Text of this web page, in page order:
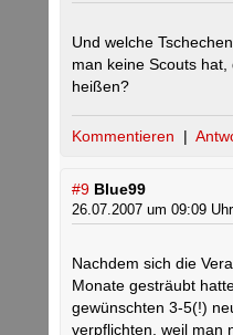
Und welche
man keine Scouts
heißen?
Kommentieren |
#9 Blue99
26.07.2007 um 09:09 Uhr
Nachdem sich die
Monate gesträubt
gewünschten 3-5(!)
verpflichten, weil man